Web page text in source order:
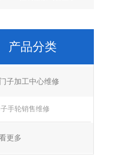
产品分类
子加工中心维修
手轮销售维修
更多